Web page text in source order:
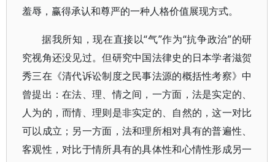
羞辱，赢得承认和尊严的一种人格价值展现方式。
据我所知，现在直接以“气”作为“抗争政治”的研
究视角还没见过。但研究中国法律史的日本学者滋贺
秀三在《清代诉讼制度之民事法源的概括性考察》中
曾提出：在法、理、情之间，一方面，法是实定的、
人为的，而情、理则是非实定的、自然的，这一对比
可以成立；另一方面，法和理所相对具有的普遍性、
客观性，对比于情所具有的具体性和心情性形成另一